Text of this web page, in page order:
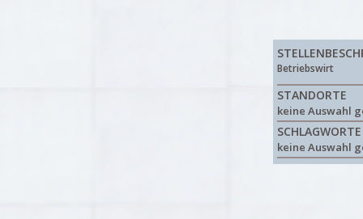
Betriebswirt
STANDORTE
keine Auswahl
SCHLAGWORTE
keine Auswahl